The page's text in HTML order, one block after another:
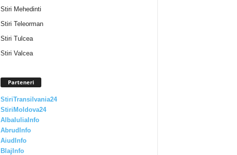
Stiri Mehedinti
Stiri Teleorman
Stiri Tulcea
Stiri Valcea
Parteneri
StiriTransilvania24
StiriMoldova24
AlbaIuliaInfo
AbrudInfo
AiudInfo
BlajInfo